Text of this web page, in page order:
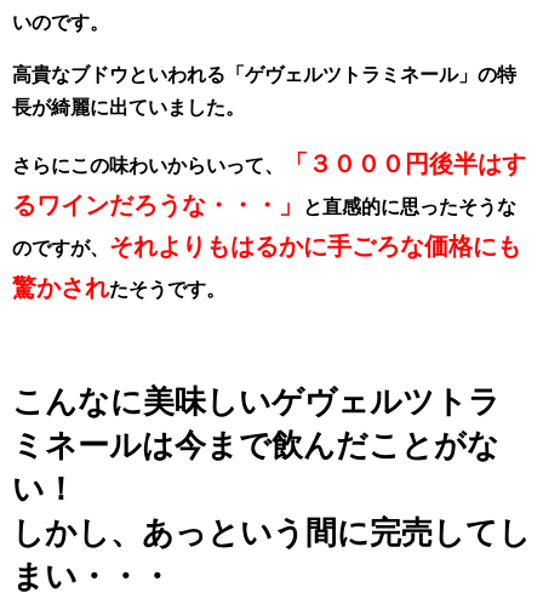
いのです。
高貴なブドウといわれる「ゲヴェルツトラミネール」の特
長が綺麗に出ていました。
さらにこの味わいからいって、
「３０００円後半はす
るワインだろうな・・・」
と直感的に思ったそうな
のですが、 それよりもはるかに手ごろな価格にも
驚かされたそうです。
こんなに美味しいゲヴェルツトラ
ミネールは今まで飲んだことがな
い！
しかし、あっという間に完売してし
まい・・・